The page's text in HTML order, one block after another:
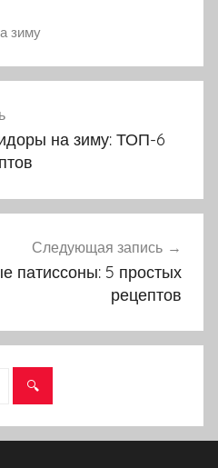
зиму
на зиму: ТОП-6
Следующая запись
патиссоны: 5 простых
рецептов